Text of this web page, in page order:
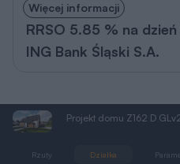
Więcej informacji
RRSO 5.85 % na
ING Bank Śląski S.A.
Projekt domu Z162 D
Rzuty Działka